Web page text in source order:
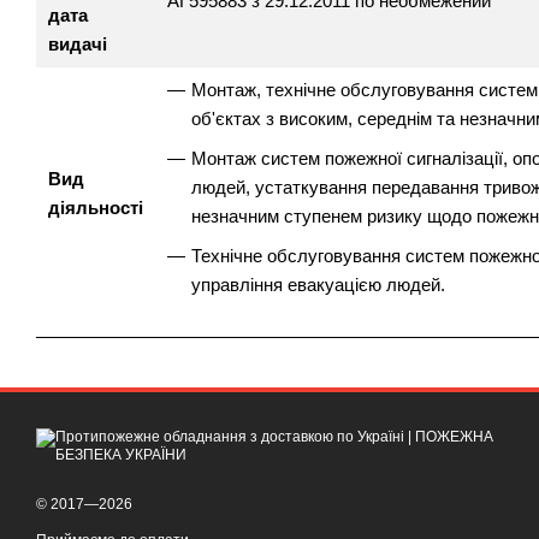
дата
видачі
Вид
діяльності
Монтаж, технічне обслуговування
об'єктах з високим, середнім та
Монтаж систем пожежної сигналізації,
людей, устаткування передавання
незначним ступенем ризику щодо
Технічне обслуговування систем
управління евакуацією людей.
© 2017—2026